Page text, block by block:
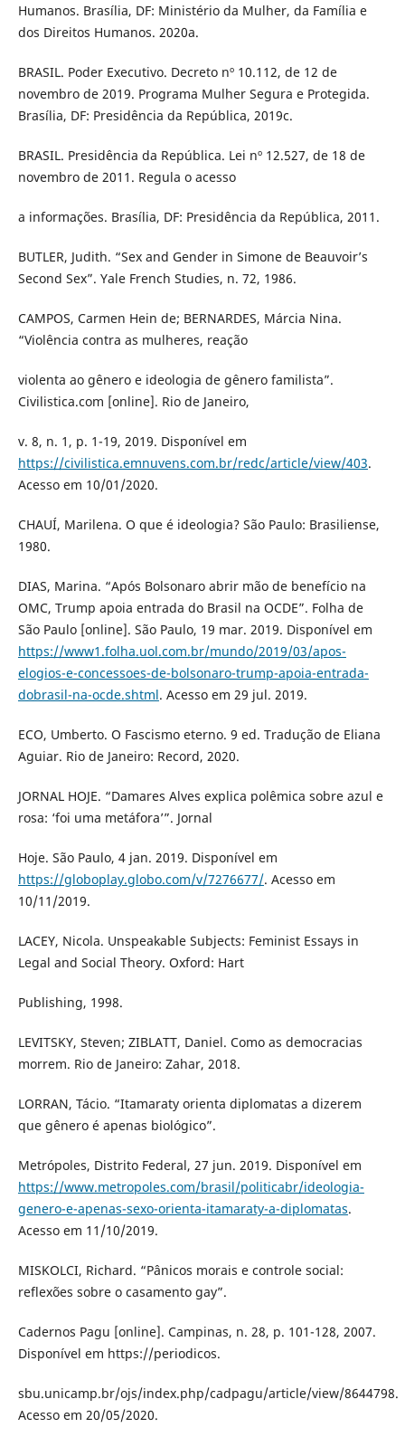
Humanos. Brasília, DF: Ministério da Mulher, da Família e
dos Direitos Humanos. 2020a.
BRASIL. Poder Executivo. Decreto nº 10.112, de 12 de
novembro de 2019. Programa Mulher Segura e Protegida.
Brasília, DF: Presidência da República, 2019c.
BRASIL. Presidência da República. Lei nº 12.527, de 18 de
novembro de 2011. Regula o acesso
a informações. Brasília, DF: Presidência da República, 2011.
BUTLER, Judith. “Sex and Gender in Simone de Beauvoir’s
Second Sex”. Yale French Studies, n. 72, 1986.
CAMPOS, Carmen Hein de; BERNARDES, Márcia Nina.
“Violência contra as mulheres, reação
violenta ao gênero e ideologia de gênero familista”.
Civilistica.com [online]. Rio de Janeiro,
v. 8, n. 1, p. 1-19, 2019. Disponível em
https://civilistica.emnuvens.com.br/redc/article/view/403.
Acesso em 10/01/2020.
CHAUÍ, Marilena. O que é ideologia? São Paulo: Brasiliense,
1980.
DIAS, Marina. “Após Bolsonaro abrir mão de benefício na
OMC, Trump apoia entrada do Brasil na OCDE”. Folha de
São Paulo [online]. São Paulo, 19 mar. 2019. Disponível em
https://www1.folha.uol.com.br/mundo/2019/03/apos-
elogios-e-concessoes-de-bolsonaro-trump-apoia-entrada-
dobrasil-na-ocde.shtml. Acesso em 29 jul. 2019.
ECO, Umberto. O Fascismo eterno. 9 ed. Tradução de Eliana
Aguiar. Rio de Janeiro: Record, 2020.
JORNAL HOJE. “Damares Alves explica polêmica sobre azul e
rosa: ‘foi uma metáfora’”. Jornal
Hoje. São Paulo, 4 jan. 2019. Disponível em
https://globoplay.globo.com/v/7276677/. Acesso em
10/11/2019.
LACEY, Nicola. Unspeakable Subjects: Feminist Essays in
Legal and Social Theory. Oxford: Hart
Publishing, 1998.
LEVITSKY, Steven; ZIBLATT, Daniel. Como as democracias
morrem. Rio de Janeiro: Zahar, 2018.
LORRAN, Tácio. “Itamaraty orienta diplomatas a dizerem
que gênero é apenas biológico”.
Metrópoles, Distrito Federal, 27 jun. 2019. Disponível em
https://www.metropoles.com/brasil/politicabr/ideologia-
genero-e-apenas-sexo-orienta-itamaraty-a-diplomatas.
Acesso em 11/10/2019.
MISKOLCI, Richard. “Pânicos morais e controle social:
reflexões sobre o casamento gay”.
Cadernos Pagu [online]. Campinas, n. 28, p. 101-128, 2007.
Disponível em https://periodicos.
sbu.unicamp.br/ojs/index.php/cadpagu/article/view/8644798.
Acesso em 20/05/2020.